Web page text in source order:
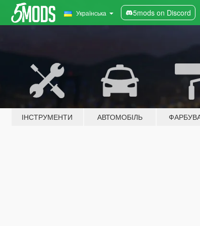
Українська 5mods on Discord
ІНСТРУМЕНТИ АВТОМОБІЛЬ